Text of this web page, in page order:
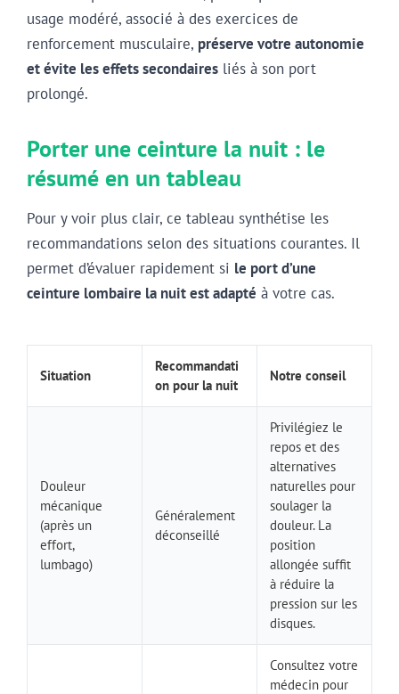
usage modéré, associé à des exercices de
renforcement musculaire, préserve votre autonomie
et évite les effets secondaires liés à son port
prolongé.
Porter une ceinture la nuit : le
résumé en un tableau
Pour y voir plus clair, ce tableau synthétise les
recommandations selon des situations courantes. Il
permet d’évaluer rapidement si le port d’une
ceinture lombaire la nuit est adapté à votre cas.
Situation
Recommandati
on pour la nuit
Notre conseil
Douleur
mécanique
(après un
effort,
lumbago)
Généralement
déconseillé
Privilégiez le
repos et des
alternatives
naturelles pour
soulager la
douleur. La
position
allongée suffit
à réduire la
pression sur les
disques.
Consultez votre
médecin pour